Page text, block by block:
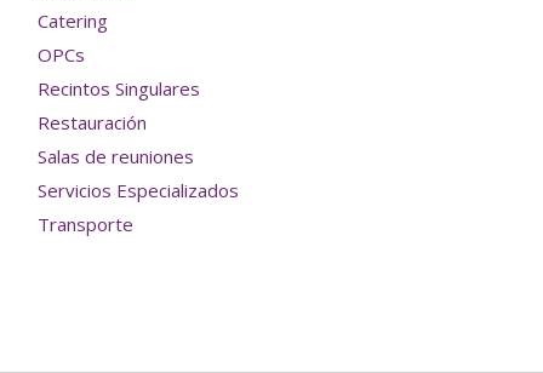
Catering
OPCs
Recintos Singulares
Restauración
Salas de reuniones
Servicios Especializados
Transporte